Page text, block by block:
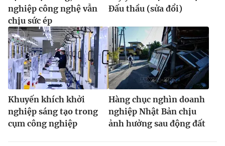
nghiệp công nghệ vẫn
chịu sức ép
Đấu thầu (sửa đổi)
Khuyến khích khởi
nghiệp sáng tạo trong
cụm công nghiệp
Hàng chục nghìn doanh
nghiệp Nhật Bản chịu
ảnh hưởng sau động đất